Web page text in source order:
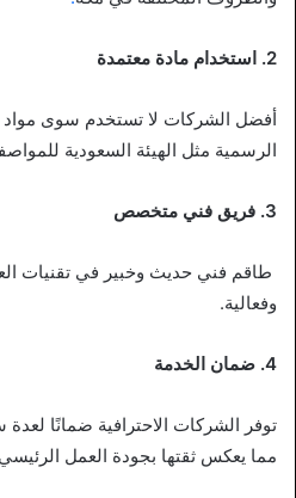
2. استخدام مادة معتمدة
أفضل الشركات لا تستخدم سوى مواد
الرسمية مثل الهيئة السعودية
3. فريق فني متخصص
طاقم فني حديث وخبير في تقنيات
وفعالية.
4. ضمان الخدمة
توفر الشركات الاحترافية ضمانًا
مما يعكس ثقتها بجودة العمل